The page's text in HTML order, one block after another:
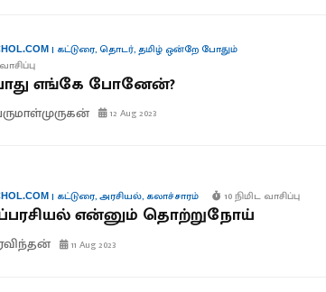
| கட்டுரை,தொடர்,தமிழ் ஒன்றே போதும்
எங்கே போனேன்?
12 Aug 2023
| கட்டுரை,அரசியல், கலாச்சாரம் 10 நிமிட வாசிப்பு
என்னும் தொற்றுநோய்
11 Aug 2023